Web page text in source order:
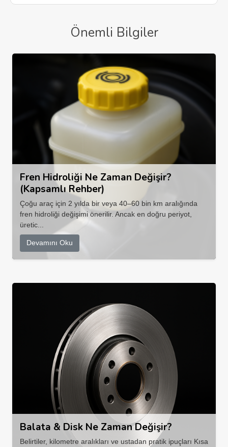
Önemli Bilgiler
Fren Hidroliği Ne Zaman Değişir?
(Kapsamlı Rehber)
Çoğu araç için 2 yılda bir veya 40–60 bin km aralığında
fren hidroliği değişimi önerilir. Ancak en doğru periyot,
üretic...
Devamını Oku
Balata & Disk Ne Zaman Değişir?
Belirtiler, kilometre aralıkları ve ustadan pratik ipuçları Kısa